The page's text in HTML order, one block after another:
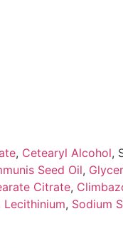
, Cetearyl Alcohol,
Seed Oil,
Citrate,
Lecithinium, Sodium